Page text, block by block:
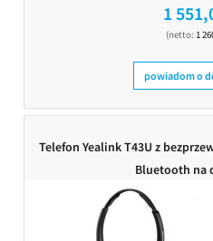
1
(netto: 1
powiadom o
Telefon Yealink T43U z
Bluetooth na